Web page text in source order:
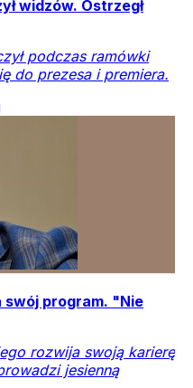
widzów. Ostrzegł
podczas ramówki
do prezesa i premiera.
swój program. "Nie
rozwija swoją karierę
jesienną